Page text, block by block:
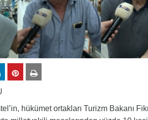
hükümet ortakları Turizm Bakanı